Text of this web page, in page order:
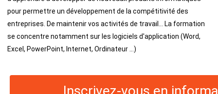
pour permettre un développement de la compétitivité des
entreprises. De maintenir vos activités de travail... La formation
se concentre notamment sur les logiciels d'application (Word,
Excel, PowerPoint, Internet, Ordinateur ...)
Inscrivez-vous en